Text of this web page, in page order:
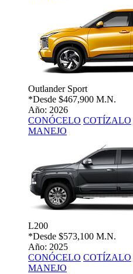
Outlander Sport
*Desde $467,900 M.N.
Año: 2026
CONÓCELO COTÍZALO
MANEJO
L200
*Desde $573,100 M.N.
Año: 2025
CONÓCELO COTÍZALO
MANEJO